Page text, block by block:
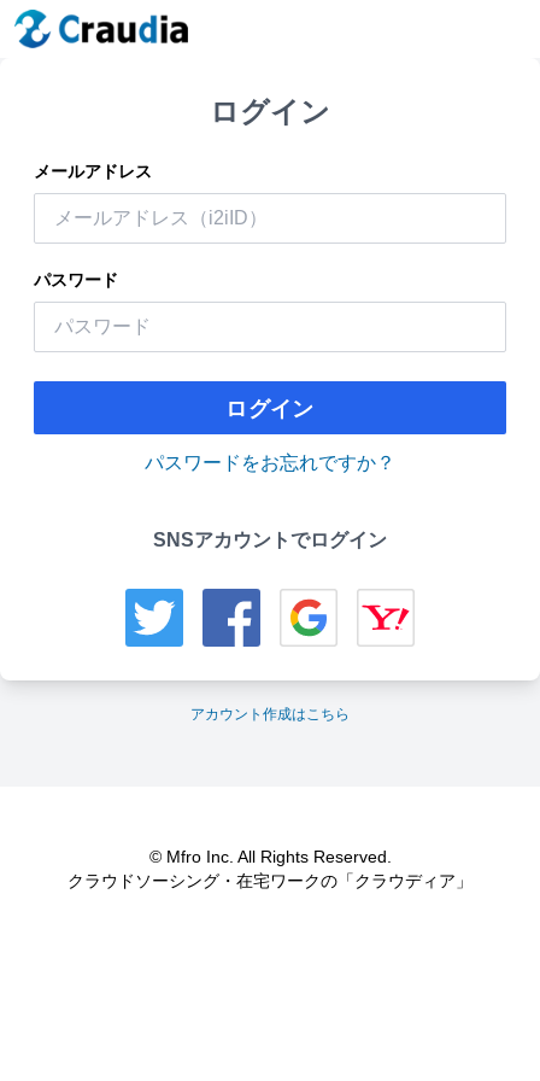
ログイン
メールアドレス
パスワード
ログイン
パスワードをお忘れですか？
SNSアカウントでログイン
アカウント作成はこちら
© Mfro Inc. All Rights Reserved.
クラウドソーシング・在宅ワークの「クラウディア」